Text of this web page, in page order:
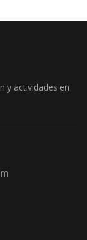
y actividades en